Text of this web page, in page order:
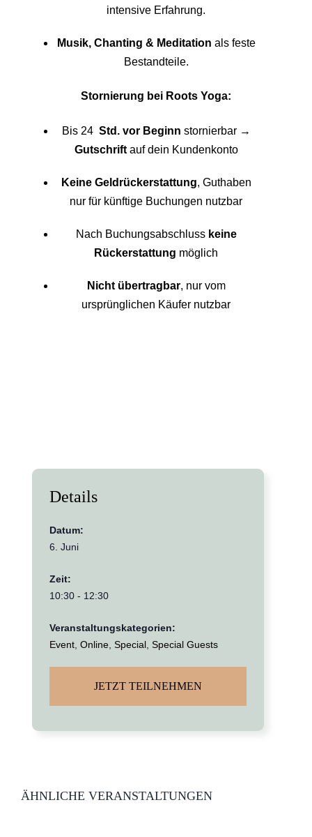
intensive Erfahrung.
Musik, Chanting & Meditation als feste
Bestandteile.
Stornierung bei Roots Yoga:
Bis 24 Std. vor Beginn stornierbar →
Gutschriftauf dein Kundenkonto
Keine Geldrückerstattung, Guthaben
nur für künftige Buchungen nutzbar
Nach Buchungsabschluss keine
Rückerstattung möglich
Nicht übertragbar, nur vom
ursprünglichen Käufer nutzbar
Details
Datum:
6. Juni
Zeit:
10:30 - 12:30
Veranstaltungskategorien:
Event, Online, Special, Special Guests
JETZT TEILNEHMEN
ÄHNLICHE VERANSTALTUNGEN